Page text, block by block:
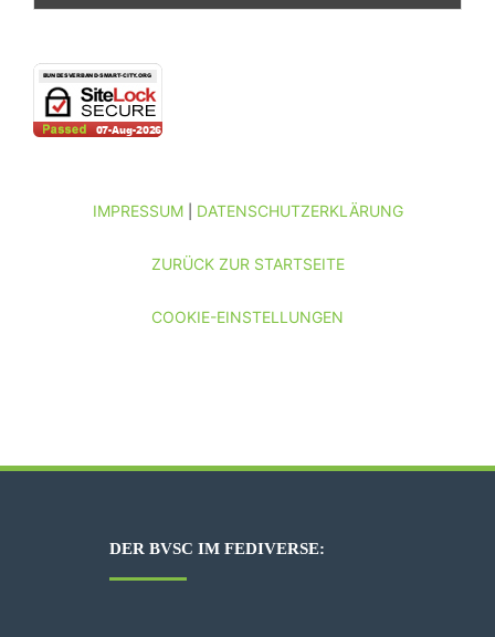
IMPRESSUM| DATENSCHUTZERKLÄRUNG
ZURÜCK ZUR STARTSEITE
COOKIE-EINSTELLUNGEN
DER BVSC IM FEDIVERSE: